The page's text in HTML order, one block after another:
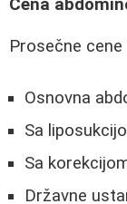
Cena
Prosečne cene
Osnovna
Sa
Sa
Državne